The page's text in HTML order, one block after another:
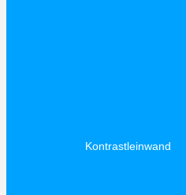
Kontrastleinwand